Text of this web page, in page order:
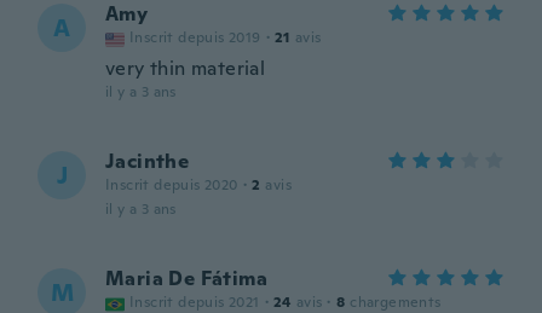
A Amy
Inscrit depuis 2019 · 21 avis
very thin material
il y a 3 ans
J Jacinthe
Inscrit depuis 2020 · 2 avis
il y a 3 ans
M Maria De Fátima
Inscrit depuis 2021 · 24 avis · 8 chargements